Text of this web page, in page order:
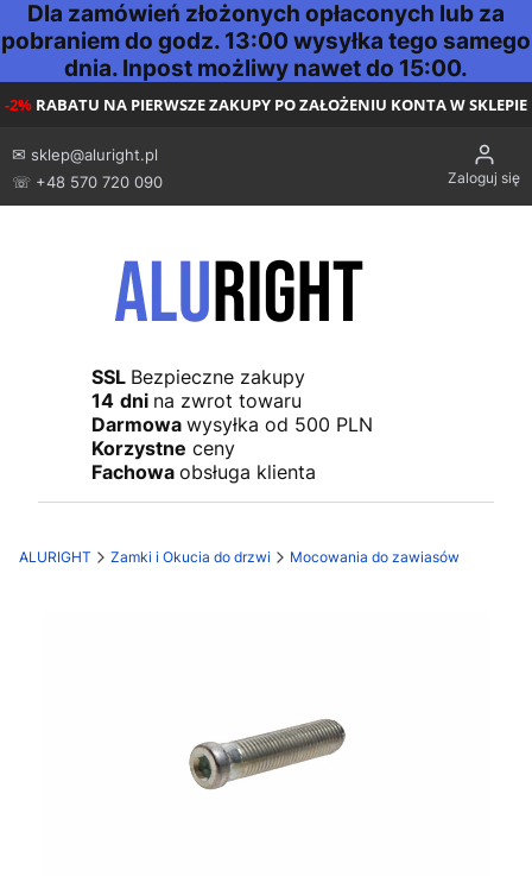
Dla zamówień złożonych opłaconych lub za
pobraniem do godz. 13:00 wysyłka tego samego
dnia. Inpost możliwy nawet do 15:00.
-2% RABATU NA PIERWSZE ZAKUPY PO ZAŁOŻENIU KONTA W SKLEPIE
✉ sklep@aluright.pl
☏ +48 570 720 090
Zaloguj się
SSL Bezpieczne zakupy
14 dni na zwrot towaru
Darmowa wysyłka od 500 PLN
Korzystne ceny
Fachowa obsługa klienta
ALURIGHT Zamki i Okucia do drzwi Mocowania do zawiasów